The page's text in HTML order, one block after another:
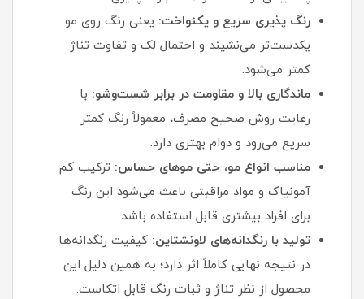
رنگ‌ پذیری سریع و یکنواخت: یعنی رنگ روی مو
یکدست‌تر می‌نشیند و احتمال لک و تفاوت تناژ
کمتر می‌شود.
ماندگاری بالا و مقاومت در برابر شست‌وشو: با
رعایت روش صحیح مصرف، معمولاً رنگ کمتر
سریع می‌رود و دوام بهتری دارد.
مناسب انواع مو، حتی موهای حساس: ترکیب کم‌
آمونیاک و مواد مراقبتی باعث می‌شود این رنگ
برای افراد بیشتری قابل استفاده باشد.
تولید با رنگدانه‌های لاونشتاین: کیفیت رنگدانه‌ها
در نتیجه نهایی کاملاً اثر دارد؛ به همین دلیل این
محصول از نظر تناژ و ثبات رنگ قابل اتکاست.